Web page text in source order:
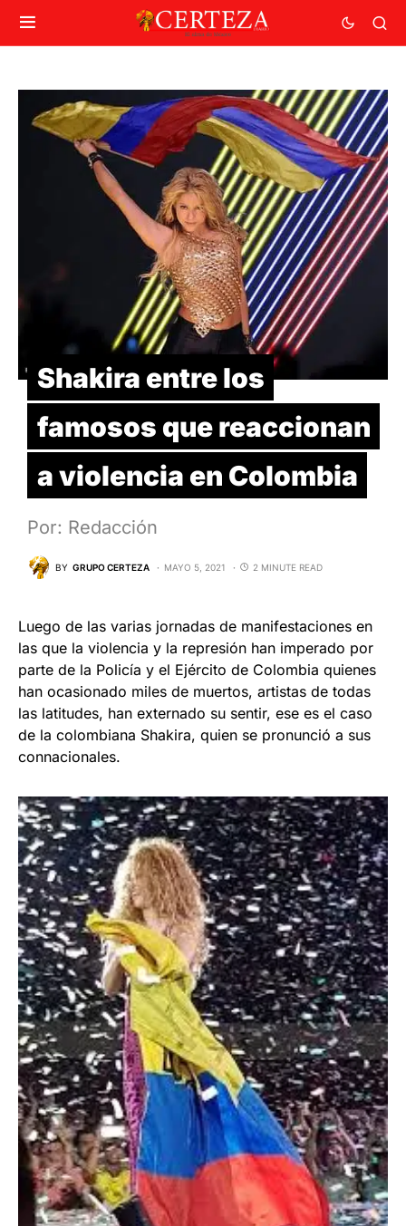
Shakira entre los
famosos que reaccionan
a violencia en Colombia
Por: Redacción
BY GRUPO CERTEZA MAYO 5, 2021 2 MINUTE READ
Luego de las varias jornadas de manifestaciones en
las que la violencia y la represión han imperado por
parte de la Policía y el Ejército de Colombia quienes
han ocasionado miles de muertos, artistas de todas
las latitudes, han externado su sentir, ese es el caso
de la colombiana Shakira, quien se pronunció a sus
connacionales.